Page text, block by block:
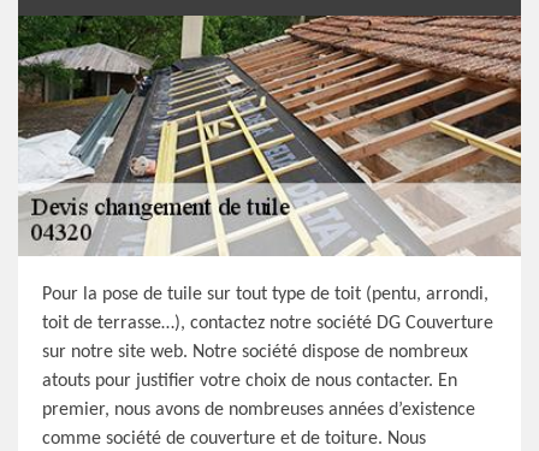
Pour la pose de tuile sur tout type de toit (pentu, arrondi,
toit de terrasse…), contactez notre société DG Couverture
sur notre site web. Notre société dispose de nombreux
atouts pour justifier votre choix de nous contacter. En
premier, nous avons de nombreuses années d’existence
comme société de couverture et de toiture. Nous